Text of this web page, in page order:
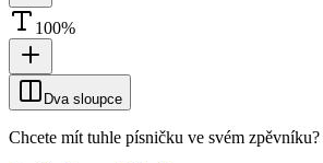
100%
Dva sloupce
Chcete mít tuhle písničku ve svém zpěvníku?